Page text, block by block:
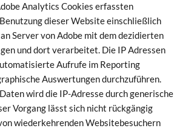
Analytics Cookies erfassten
dieser Website einschließlich
Server von Adobe mit dem dezidierten
und dort verarbeitet. Die IP Adressen
Aufrufe im Reporting
Auswertungen durchzuführen.
wird die IP-Adresse durch generische
Vorgang lässt sich nicht rückgängig
wiederkehrenden Websitebesuchern